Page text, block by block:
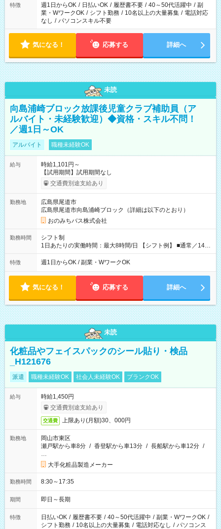
特徴 週1日からOK / 日払いOK / 履歴書不要 / 40～50代活躍中 / 副
業・WワークOK / シフト勤務 / 10名以上の大量募集 / 電話対応
なし / パソコンスキル不要
気になる！ 応募する 詳細へ
未読
向島浦崎ブロック放課後児童クラブ補助員（ア
ルバイト・未経験歓迎）◆資格・スキル不問！
／週1日～OK
アルバイト 職種未経験OK
給与
時給1,101円～
【試用期間】試用期間なし
交通費別途支給あり
勤務地
広島県尾道市
広島県尾道市向島浦崎ブロック（詳細は以下のとおり）
おのみちバス株式会社
勤務時間
シフト制
1日あたりの実働時間：最大8時間/日 【シフト例】 ■通常／14：
00～18：00 ■土曜日／8：30～17：15 ■長期休暇期間／8：00
～12：00、14：00～18：00、8：00～14：00、12：00～18：
て決定します。
特徴 週1日からOK / 副業・WワークOK
気になる！ 応募する 詳細へ
未読
化粧品やフェイスパックのシール貼り・検品
_H121676
派遣 職種未経験OK 社会人未経験OK ブランクOK
給与
時給1,450円
交通費別途支給あり
交通費 上限あり(月額)30、000円
勤務地
岡山市東区
瀬戸駅から車8分 / 香登駅から車13分 / 長船駅から車12分 /
…
大手化粧品製造メーカー
勤務時間 8:30～17:35
期間 即日～長期
特徴 日払いOK / 履歴書不要 / 40～50代活躍中 / 副業・WワークOK /
シフト勤務 / 10名以上の大量募集 / 電話対応なし / パソコンス